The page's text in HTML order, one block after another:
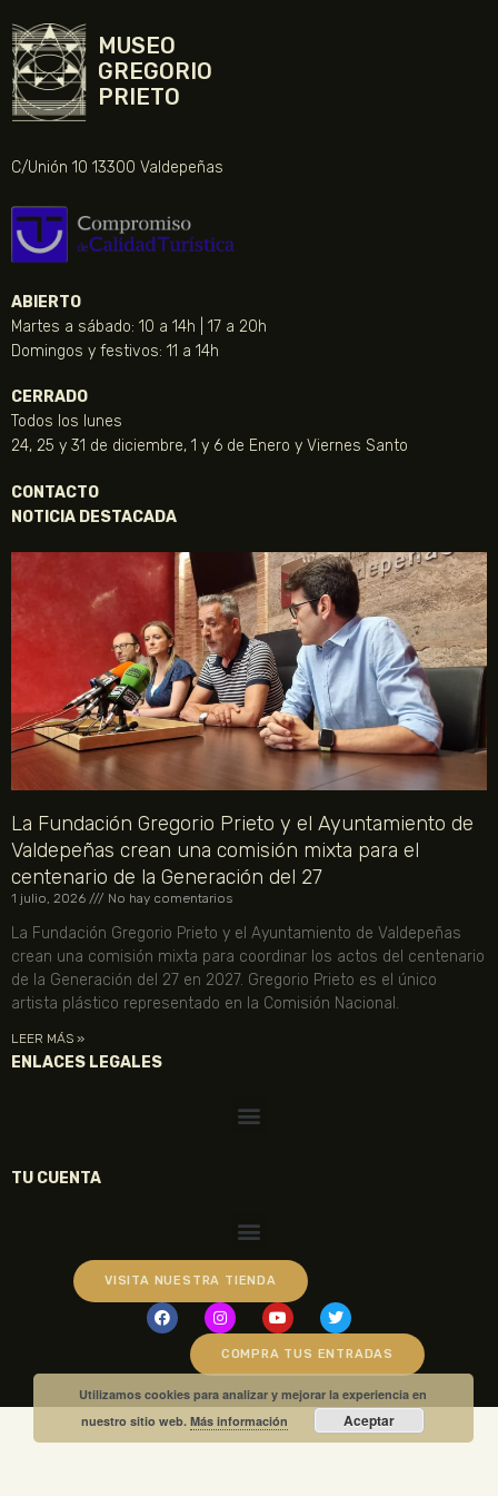
MUSEO
GREGORIO
PRIETO
C/Unión 10 13300 Valdepeñas
ABIERTO
Martes a sábado: 10 a 14h | 17 a 20h
Domingos y festivos: 11 a 14h
CERRADO
Todos los lunes
24, 25 y 31 de diciembre, 1 y 6 de Enero y Viernes Santo
CONTACTO
NOTICIA DESTACADA
La Fundación Gregorio Prieto y el Ayuntamiento de
Valdepeñas crean una comisión mixta para el
centenario de la Generación del 27
1 julio, 2026 No hay comentarios
La Fundación Gregorio Prieto y el Ayuntamiento de Valdepeñas
crean una comisión mixta para coordinar los actos del centenario
de la Generación del 27 en 2027. Gregorio Prieto es el único
artista plástico representado en la Comisión Nacional.
LEER MÁS »
ENLACES LEGALES
TU CUENTA
VISITA NUESTRA TIENDA
COMPRA TUS ENTRADAS
Utilizamos cookies para analizar y mejorar la experiencia en
nuestro sitio web.Más información Aceptar